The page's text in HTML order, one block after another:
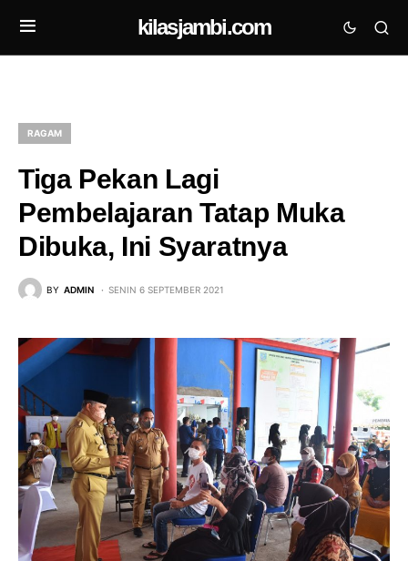
kilasjambi.com
RAGAM
Tiga Pekan Lagi
Pembelajaran Tatap Muka
Dibuka, Ini Syaratnya
BY ADMIN SENIN 6 SEPTEMBER 2021